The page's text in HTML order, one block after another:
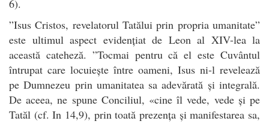
6).
”Isus Cristos, revelatorul Tatălui prin propria umanitate”
este ultimul aspect evidențiat de Leon al XIV-lea la
această cateheză. ”Tocmai pentru că el este Cuvântul
întrupat care locuiește între oameni, Isus ni-l revelează
pe Dumnezeu prin umanitatea sa adevărată și integrală.
De aceea, ne spune Conciliul, «cine îl vede, vede și pe
Tatăl (cf. In 14,9), prin toată prezența și manifestarea sa,